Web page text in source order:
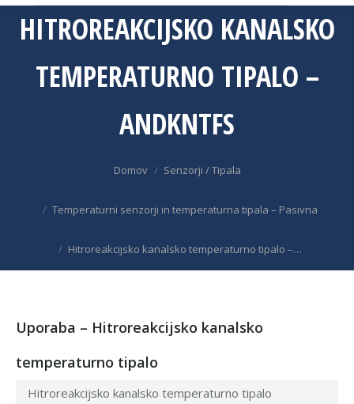
HITROREAKCIJSKO KANALSKO
TEMPERATURNO TIPALO –
ANDKNTFS
Domov Senzorji / Tipala
Temperaturni senzorji in temperaturna tipala – Pasivna
Hitroreakcijsko kanalsko temperaturno tipalo –…
Uporaba – Hitroreakcijsko kanalsko
temperaturno tipalo
Hitroreakcijsko kanalsko temperaturno tipalo